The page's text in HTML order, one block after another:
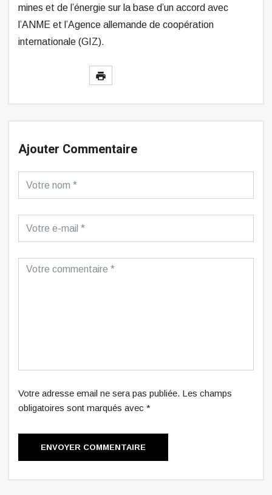
mines et de l’énergie sur la base d’un accord avec
l’ANME et l’Agence allemande de coopération
internationale (GIZ).
Ajouter Commentaire
Votre adresse email ne sera pas publiée. Les champs
obligatoires sont marqués avec *
ENVOYER COMMENTAIRE